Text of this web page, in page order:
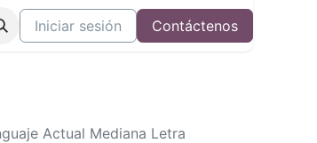
Iniciar sesión Contáctenos
Actual Mediana Letra